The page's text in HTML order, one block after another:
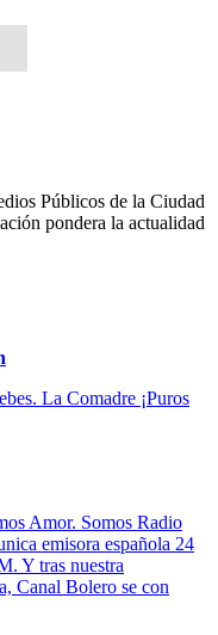
Públicos de la Ciudad
pondera la actualidad
La Comadre ¡Puros
Amor. Somos Radio
emisora española 24
Y tras nuestra
Canal Bolero se con